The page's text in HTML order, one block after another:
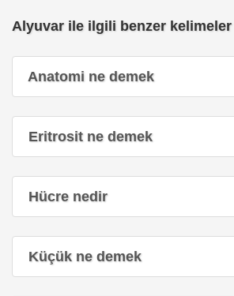
Alyuvar ile ilgili benzer kelimeler
Anatomi ne demek
Eritrosit ne demek
Hücre nedir
Küçük ne demek